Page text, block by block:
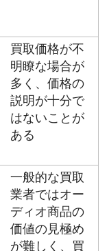
買取価格が不
明瞭な場合が
多く、価格の
説明が十分で
はないことが
ある
一般的な買取
業者ではオー
ディオ商品の
価値の見極め
が難しく、買